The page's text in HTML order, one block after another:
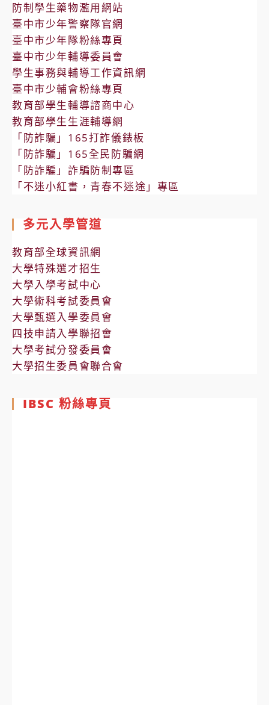
防制學生藥物濫用網站
臺中市少年警察隊官網
臺中市少年隊粉絲專頁
臺中市少年輔導委員會
學生事務與輔導工作資訊網
臺中市少輔會粉絲專頁
教育部學生輔導諮商中心
教育部學生生涯輔導網
「防詐騙」165打詐儀錶板
「防詐騙」165全民防騙網
「防詐騙」詐騙防制專區
「不迷小紅書，青春不迷途」專區
多元入學管道
教育部全球資訊網
大學特殊選才招生
大學入學考試中心
大學術科考試委員會
大學甄選入學委員會
四技申請入學聯招會
大學考試分發委員會
大學招生委員會聯合會
IBSC 粉絲專頁